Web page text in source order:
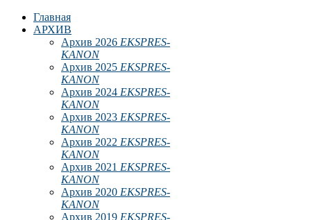
Главная
АРХИВ
Архив 2026 EKSPRES-
KANON
Архив 2025 EKSPRES-
KANON
Архив 2024 EKSPRES-
KANON
Архив 2023 EKSPRES-
KANON
Архив 2022 EKSPRES-
KANON
Архив 2021 EKSPRES-
KANON
Архив 2020 EKSPRES-
KANON
Архив 2019 EKSPRES-